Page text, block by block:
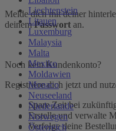
Liechtenstein
Litauen
Luxemburg
Malaysia
Malta
Mexiko
Moldawien
Monaco
Neuseeland
Niederlande
Norwegen
Österreich
Melde dich mit deiner
deinemPasswort an.
Noch kein Kundenkonto?
Registriere dich jetzt und
Spare Zeit bei
Erstelle und verwalte
Verfolge deine